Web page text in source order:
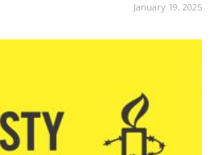
January 19, 2025